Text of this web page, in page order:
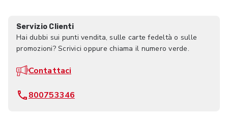
Servizio Clienti
Hai dubbi sui punti vendita, sulle carte fedeltà o sulle
promozioni? Scrivici oppure chiama il numero verde.
Contattaci
800753346